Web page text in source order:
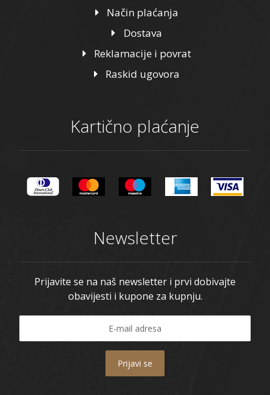
Način plaćanja
Dostava
Reklamacije i povrat
Raskid ugovora
Kartično plaćanje
Newsletter
Prijavite se na naš newsletter i prvi dobivajte
obavijesti i kupone za kupnju.
Prijavi se